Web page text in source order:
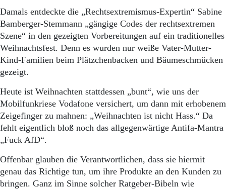
Damals entdeckte die „Rechtsextremismus-Expertin“ Sabine
Bamberger-Stemmann „gängige Codes der rechtsextremen
Szene“ in den gezeigten Vorbereitungen auf ein traditionelles
Weihnachtsfest. Denn es wurden nur weiße Vater-Mutter-
Kind-Familien beim Plätzchenbacken und Bäumeschmücken
gezeigt.
Heute ist Weihnachten stattdessen „bunt“, wie uns der
Mobil­funkriese Vodafone versichert, um dann mit erhobenem
Zeigefinger zu mahnen: „Weihnachten ist nicht Hass.“ Da
fehlt eigentlich bloß noch das allgegenwärtige Antifa-Mantra
„Fuck AfD“.
Offenbar glauben die Verantwortlichen, dass sie hiermit
genau das Richtige tun, um ihre Produkte an den Kunden zu
bringen. Ganz im Sinne solcher Ratgeber-Bibeln wie